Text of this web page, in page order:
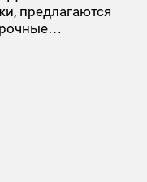
предлагаются